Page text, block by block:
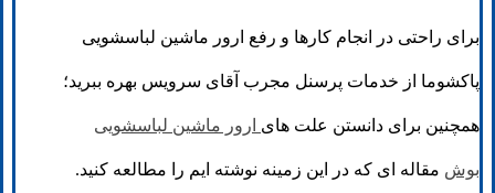
برای راحتی در انجام کارها و رفع ارور ماشین لباسشویی
پاکشوما از خدمات پرسنل مجرب آقای سرویس بهره ببرید؛
همچنین برای دانستن علت های ارور ماشین لباسشویی
بوش مقاله ای که در این زمینه نوشته ایم را مطالعه کنید.